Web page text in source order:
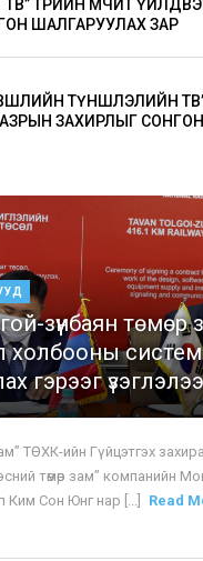
ТӨРИЙН ӨМЧИТ
ШАЛГАРУУЛАХ ЗАР
ТҮНШЛЭЛИЙН ТӨВ”
ЗАХИРЛЫГ
зүүнбаян төмөр
холбооны систем
гэрээг үзэглэлээ
ТӨХК-ийн Гүйцэтгэх
төмөр зам” компанийн
Ким Сон Юнг нар [...]
Read